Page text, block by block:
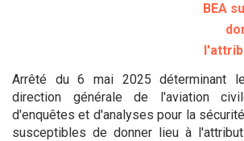
BEA
Arrêté du 6 mai 2025 déterminant
direction générale de l'aviation
d'enquêtes et d'analyses pour la
susceptibles de donner lieu à